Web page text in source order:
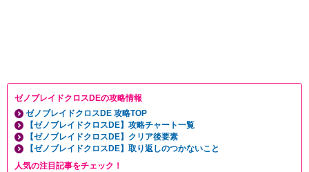
ゼノブレイドクロスDEの攻略情報
ゼノブレイドクロスDE 攻略TOP
【ゼノブレイドクロスDE】攻略チャート一覧
【ゼノブレイドクロスDE】クリア後要素
【ゼノブレイドクロスDE】取り返しのつかないこと
人気の注目記事をチェック！